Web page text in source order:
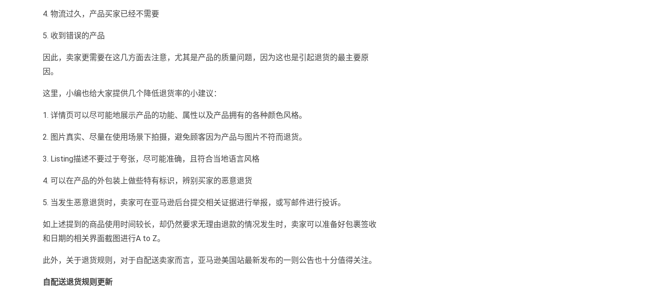
4. 物流过久，产品买家已经不需要
5. 收到错误的产品
因此，卖家更需要在这几方面去注意，尤其是产品的质量问题，因为这也是引起退货的最主要原
因。
这里，小编也给大家提供几个降低退货率的小建议：
1. 详情页可以尽可能地展示产品的功能、属性以及产品拥有的各种颜色风格。
2. 图片真实、尽量在使用场景下拍摄，避免顾客因为产品与图片不符而退货。
3. Listing描述不要过于夸张，尽可能准确，且符合当地语言风格
4. 可以在产品的外包装上做些特有标识，辨别买家的恶意退货
5. 当发生恶意退货时，卖家可在亚马逊后台提交相关证据进行举报，或写邮件进行投诉。
如上述提到的商品使用时间较长，却仍然要求无理由退款的情况发生时，卖家可以准备好包裹签收
和日期的相关界面截图进行A to Z。
此外，关于退货规则，对于自配送卖家而言，亚马逊美国站最新发布的一则公告也十分值得关注。
自配送退货规则更新